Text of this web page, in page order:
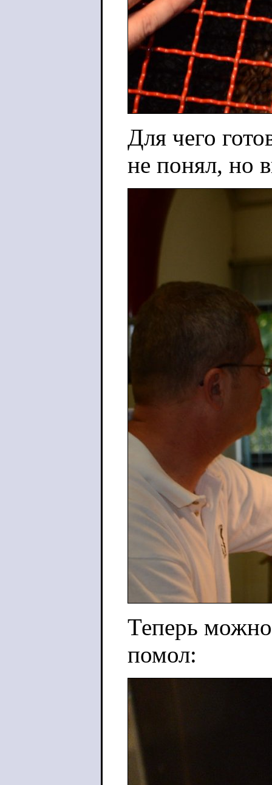
Для чего
не понял, но
Теперь
помол: